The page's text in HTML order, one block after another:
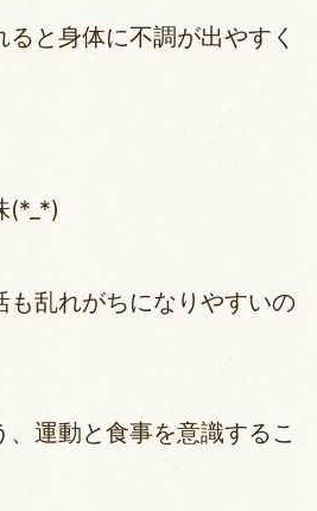
と身体に不調が出やすく
(*_*)
も乱れがちになりやすいの
運動と食事を意識するこ